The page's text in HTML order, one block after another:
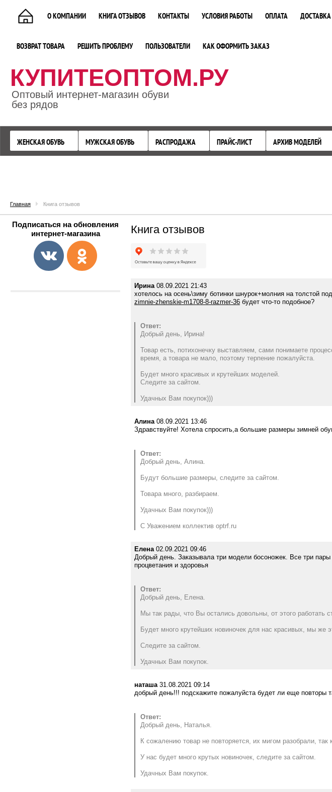
О КОМПАНИИ КНИГА ОТЗЫВОВ КОНТАКТЫ УСЛОВИЯ РАБОТЫ ОПЛАТА ДОСТАВКА
ВОЗВРАТ ТОВАРА РЕШИТЬ ПРОБЛЕМУ ПОЛЬЗОВАТЕЛИ КАК ОФОРМИТЬ ЗАКАЗ
КУПИТЕОПТОМ.РУ
Оптовый интернет-магазин обуви
без рядов
ЖЕНСКАЯ ОБУВЬ МУЖСКАЯ ОБУВЬ РАСПРОДАЖА ПРАЙС-ЛИСТ АРХИВ МОДЕЛЕЙ
Главная Книга отзывов
Книга отзывов
Ирина08.09.2021 21:43
хотелось на осень\зиму ботинки шнурок+молния на
zimnie-zhenskie-m1708-8-razmer-36 будет что-то подобное?
Ответ:
Добрый день, Ирина!
Товар есть, потихонечку выставляем, сами понимаете
время, а товара не мало, поэтому терпение пожалуйста.
Будет много красивых и крутейших моделей.
Следите за сайтом.
Удачных Вам покупок)))
Алина08.09.2021 13:46
Здравствуйте! Хотела спросить,а большие размеры зимней
Ответ:
Добрый день, Алина.
Будут большие размеры, следите за сайтом.
Товара много, разбираем.
Удачных Вам покупок)))
С Уважением коллектив optrf.ru
Елена02.09.2021 09:46
Добрый день. Заказывала три модели босоножек. Все три
процветания и здоровья
Ответ:
Добрый день, Елена.
Мы так рады, что Вы остались довольны, от этого работать
Будет много крутейших новиночек для нас красивых, мы же
Следите за сайтом.
Удачных Вам покупок.
наташа31.08.2021 09:14
добрый день!!! подскажите пожалуйста будет ли еще повторы
Ответ:
Добрый день, Наталья.
К сожалению товар не повторяется, их мигом разобрали,
У нас будет много крутых новиночек, следите за сайтом.
Удачных Вам покупок.
Подписаться на обновления
интернет-магазина